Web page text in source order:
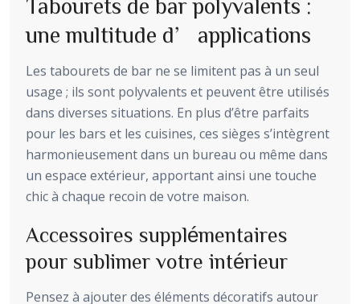
Tabourets de bar polyvalents :
une multitude d’applications
Les tabourets de bar ne se limitent pas à un seul
usage ; ils sont polyvalents et peuvent être utilisés
dans diverses situations. En plus d’être parfaits
pour les bars et les cuisines, ces sièges s’intègrent
harmonieusement dans un bureau ou même dans
un espace extérieur, apportant ainsi une touche
chic à chaque recoin de votre maison.
Accessoires supplémentaires
pour sublimer votre intérieur
Pensez à ajouter des éléments décoratifs autour